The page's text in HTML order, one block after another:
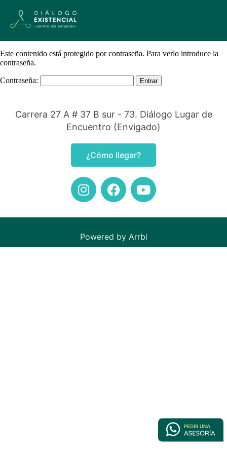
Este contenido está protegido por contraseña. Para verlo introduce la
contraseña.
Contraseña:
Carrera 27 A # 37 B sur - 73. Diálogo Lugar de
Encuentro (Envigado)
¿Cómo llegar?
Powered by Arrbi